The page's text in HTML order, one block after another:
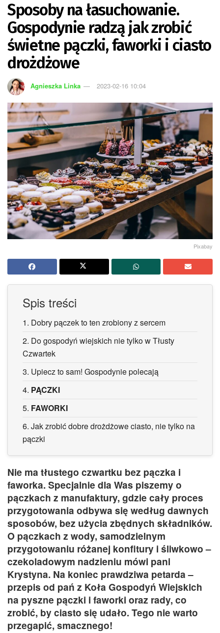
Sposoby na łasuchowanie.
Gospodynie radzą jak zrobić
świetne pączki, faworki i ciasto
drożdżowe
Agnieszka Linka 2023-02-16 10:04
Pixabay
Spis treści
1. Dobry pączek to ten zrobiony z sercem
2. Do gospodyń wiejskich nie tylko w Tłusty
Czwartek
3. Upiecz to sam! Gospodynie polecają
4. PĄCZKI
5. FAWORKI
6. Jak zrobić dobre drożdżowe ciasto, nie tylko na
pączki
Nie ma tłustego czwartku bez pączka i
faworka. Specjalnie dla Was piszemy o
pączkach z manufaktury, gdzie cały proces
przygotowania odbywa się według dawnych
sposobów, bez użycia zbędnych składników.
O pączkach z wody, samodzielnym
przygotowaniu różanej konfitury i śliwkowo –
czekoladowym nadzieniu mówi pani
Krystyna. Na koniec prawdziwa petarda –
przepis od pań z Koła Gospodyń Wiejskich
na pyszne pączki i faworki oraz rady, co
zrobić, by ciasto się udało. Tego nie warto
przegapić, smacznego!